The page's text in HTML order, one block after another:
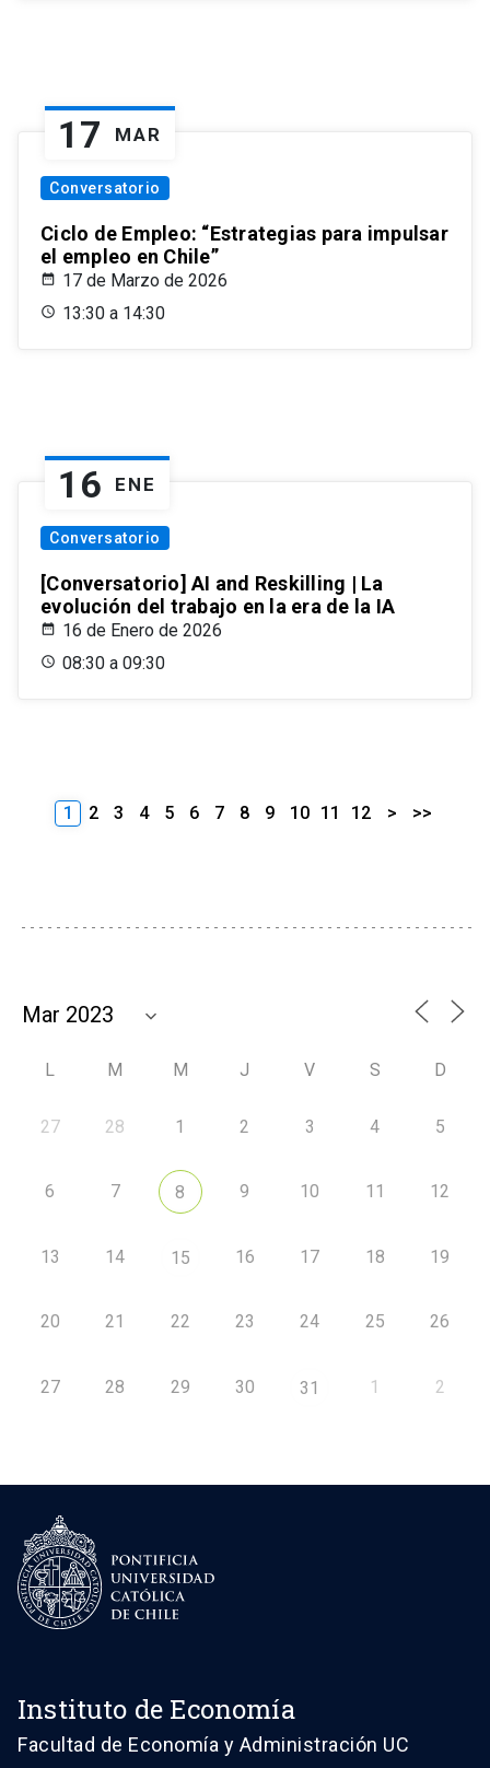
17 MAR
Conversatorio
Ciclo de Empleo: “Estrategias para impulsar
el empleo en Chile”
17 de Marzo de 2026
13:30 a 14:30
16 ENE
Conversatorio
[Conversatorio] AI and Reskilling | La
evolución del trabajo en la era de la IA
16 de Enero de 2026
08:30 a 09:30
1 2 3 4 5 6 7 8 9 10 11 12 > >>
L M M J V S D
27 28 1 2 3 4 5
6 7 8 9 10 11 12
13 14 15 16 17 18 19
20 21 22 23 24 25 26
27 28 29 30 31 1 2
Instituto de Economía
Facultad de Economía y Administración UC